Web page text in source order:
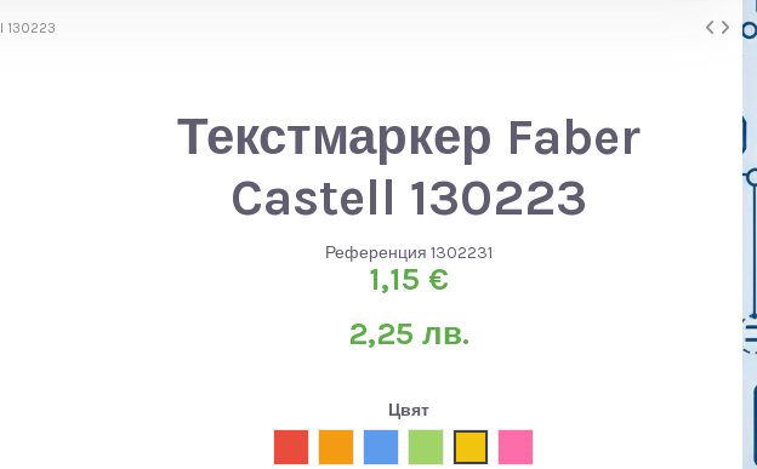
130223
Текстмаркер Faber
Castell 130223
Референция 1302231
1,15 €
2,25 лв.
Цвят